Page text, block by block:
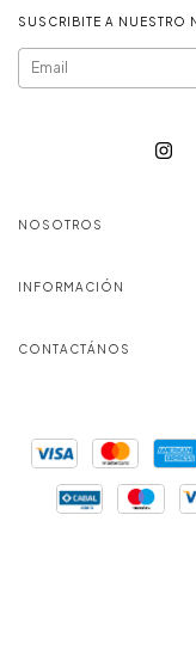
SUSCRIBITE A NUESTRO
NOSOTROS
INFORMACIÓN
CONTACTÁNOS